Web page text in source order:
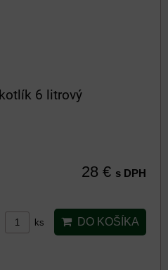
6 litrový
28 € s DPH
ks DO KOŠÍKA